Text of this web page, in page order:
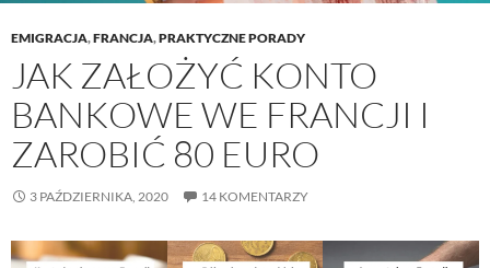
EMIGRACJA,FRANCJA,PRAKTYCZNE PORADY
JAK ZAŁOŻYĆ KONTO
BANKOWE WE FRANCJI I
ZAROBIĆ 80 EURO
3 PAŹDZIERNIKA, 2020 14 KOMENTARZY